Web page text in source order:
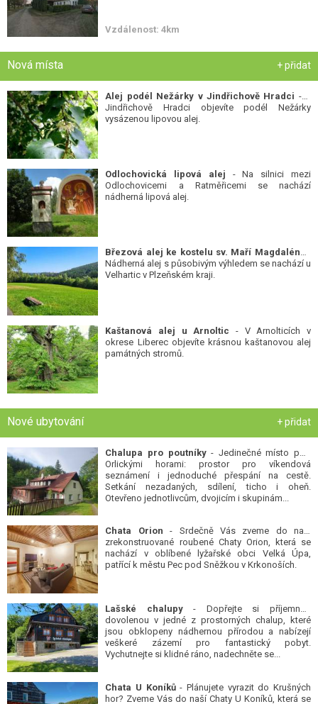
Vzdálenost: 4km
Nová místa + přidat
Alej podél Nežárky v Jindřichově Hradci - V
Jindřichově Hradci objevíte podél Nežárky
vysázenou lipovou alej.
Odlochovická lipová alej - Na silnici mezi
Odlochovicemi a Ratměřicemi se nachází
nádherná lipová alej.
Březová alej ke kostelu sv. Maří Magdalény-
Nádherná alej s působivým výhledem se nachází u
Velhartic v Plzeňském kraji.
Kaštanová alej u Arnoltic - V Arnolticích v
okrese Liberec objevíte krásnou kaštanovou alej
památných stromů.
Nové ubytování + přidat
Chalupa pro poutníky- Jedinečné místo pod
Orlickými horami: prostor pro víkendová
seznámení i jednoduché přespání na cestě.
Setkání nezadaných, sdílení, ticho i oheň.
Otevřeno jednotlivcům, dvojicím i skupinám...
Chata Orion - Srdečně Vás zveme do naší
zrekonstruované roubené Chaty Orion, která se
nachází v oblíbené lyžařské obci Velká Úpa,
patřící k městu Pec pod Sněžkou v Krkonoších.
Lašské chalupy- Dopřejte si příjemnou
dovolenou v jedné z prostorných chalup, které
jsou obklopeny nádhernou přírodou a nabízejí
veškeré zázemí pro fantastický pobyt.
Vychutnejte si klidné ráno, nadechněte se...
Chata U Koníků- Plánujete vyrazit do Krušných
hor? Zveme Vás do naší Chaty U Koníků, která se